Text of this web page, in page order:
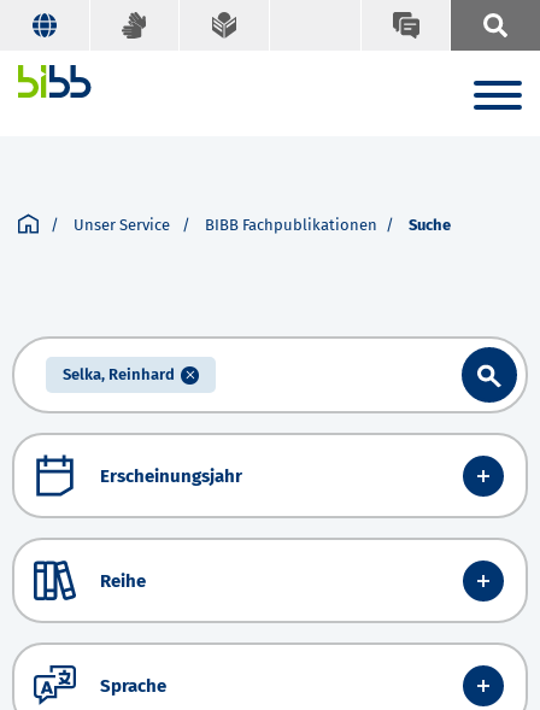
Unser Service BIBB Fachpublikationen Suche
Selka, Reinhard
Erscheinungsjahr
Reihe
Sprache